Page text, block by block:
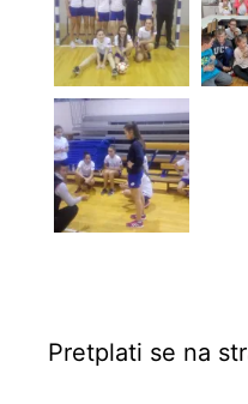
Pretplati se na